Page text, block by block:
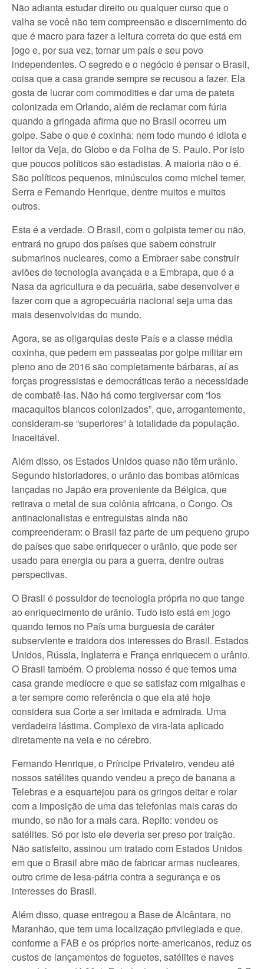
Não adianta estudar direito ou qualquer curso que o
valha se você não tem compreensão e discernimento do
que é macro para fazer a leitura correta do que está em
jogo e, por sua vez, tornar um país e seu povo
independentes. O segredo e o negócio é pensar o Brasil,
coisa que a casa grande sempre se recusou a fazer. Ela
gosta de lucrar com commodities e dar uma de pateta
colonizada em Orlando, além de reclamar com fúria
quando a gringada afirma que no Brasil ocorreu um
golpe. Sabe o que é coxinha: nem todo mundo é idiota e
leitor da Veja, do Globo e da Folha de S. Paulo. Por isto
que poucos políticos são estadistas. A maioria não o é.
São políticos pequenos, minúsculos como michel temer,
Serra e Fernando Henrique, dentre muitos e muitos
outros.
Esta é a verdade. O Brasil, com o golpista temer ou não,
entrará no grupo dos países que sabem construir
submarinos nucleares, como a Embraer sabe construir
aviões de tecnologia avançada e a Embrapa, que é a
Nasa da agricultura e da pecuária, sabe desenvolver e
fazer com que a agropecuária nacional seja uma das
mais desenvolvidas do mundo.
Agora, se as oligarquias deste País e a classe média
coxinha, que pedem em passeatas por golpe militar em
pleno ano de 2016 são completamente bárbaras, aí as
forças progressistas e democráticas terão a necessidade
de combatê-las. Não há como tergiversar com “los
macaquitos blancos colonizados”, que, arrogantemente,
consideram-se “superiores” à totalidade da população.
Inaceitável.
Além disso, os Estados Unidos quase não têm urânio.
Segundo historiadores, o urânio das bombas atômicas
lançadas no Japão era proveniente da Bélgica, que
retirava o metal de sua colônia africana, o Congo. Os
antinacionalistas e entreguistas ainda não
compreenderam: o Brasil faz parte de um pequeno grupo
de países que sabe enriquecer o urânio, que pode ser
usado para energia ou para a guerra, dentre outras
perspectivas.
O Brasil é possuidor de tecnologia própria no que tange
ao enriquecimento de urânio. Tudo isto está em jogo
quando temos no País uma burguesia de caráter
subserviente e traidora dos interesses do Brasil. Estados
Unidos, Rússia, Inglaterra e França enriquecem o urânio.
O Brasil também. O problema nosso é que temos uma
casa grande medíocre e que se satisfaz com migalhas e
a ter sempre como referência o que ela até hoje
considera sua Corte a ser imitada e admirada. Uma
verdadeira lástima. Complexo de vira-lata aplicado
diretamente na veia e no cérebro.
Fernando Henrique, o Príncipe Privateiro, vendeu até
nossos satélites quando vendeu a preço de banana a
Telebras e a esquartejou para os gringos deitar e rolar
com a imposição de uma das telefonias mais caras do
mundo, se não for a mais cara. Repito: vendeu os
satélites. Só por isto ele deveria ser preso por traição.
Não satisfeito, assinou um tratado com Estados Unidos
em que o Brasil abre mão de fabricar armas nucleares,
outro crime de lesa-pátria contra a segurança e os
interesses do Brasil.
Além disso, quase entregou a Base de Alcântara, no
Maranhão, que tem uma localização privilegiada e que,
conforme a FAB e os próprios norte-americanos, reduz os
custos de lançamentos de foguetes, satélites e naves